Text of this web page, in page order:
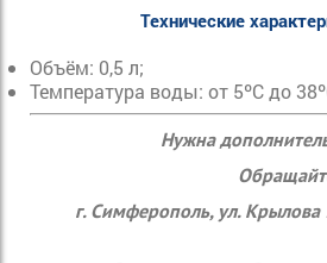
Технические
Объём: 0,5 л;
Температура воды: от 5ºC до
Нужна
г. Симферополь, ул.